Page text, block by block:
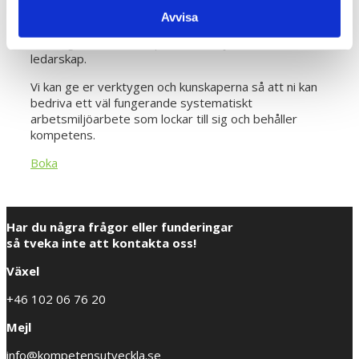
Avvisa
arbetsmiljö, att arbetsmiljöfaktorer är något som
lockar till sig millennials och vill ni vara en attraktiv
arbetsgivare så satsa på arbetsmiljöarbete och
ledarskap.
Vi kan ge er verktygen och kunskaperna så att ni kan
bedriva ett väl fungerande systematiskt
arbetsmiljöarbete som lockar till sig och behåller
kompetens.
Boka
Har du några frågor eller funderingar
så tveka inte att kontakta oss!
Växel
+46 102 06 76 20
Mejl
info@kompetensutveckla.se